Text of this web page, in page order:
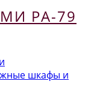
РА-79
шкафы и